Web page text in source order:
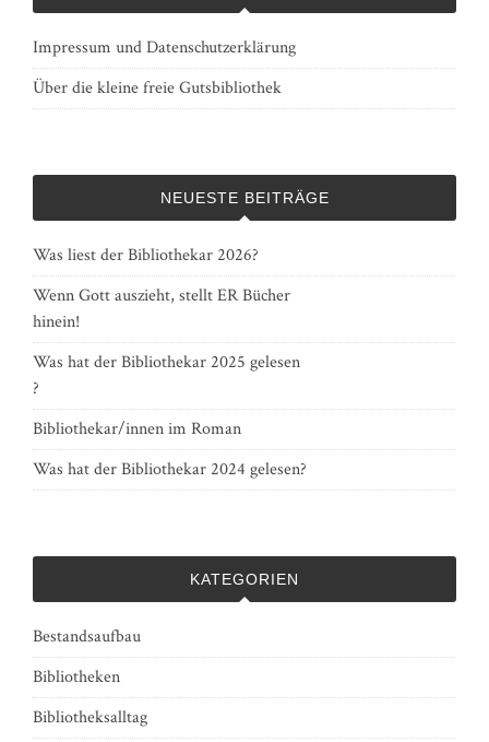
Impressum und Datenschutzerklärung
Über die kleine freie Gutsbibliothek
NEUESTE BEITRÄGE
Was liest der Bibliothekar 2026?
Wenn Gott auszieht, stellt ER Bücher
hinein!
Was hat der Bibliothekar 2025 gelesen
?
Bibliothekar/innen im Roman
Was hat der Bibliothekar 2024 gelesen?
KATEGORIEN
Bestandsaufbau
Bibliotheken
Bibliotheksalltag